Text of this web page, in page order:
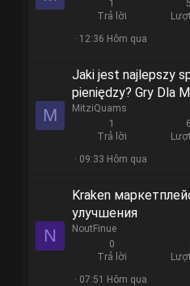
1
Trả lời
12:36 Hôm qua
M
Jaki jest najlepszy
pieniędzy? Gry Dla
MitziQuams
1
Trả lời
09:33 Hôm qua
N
Kraken
улучшения
NoutFinue
0
Trả lời
07:51 Hôm qua